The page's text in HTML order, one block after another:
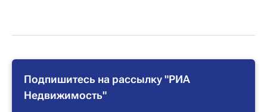
Подпишитесь на рассылку "РИА
Недвижимость"